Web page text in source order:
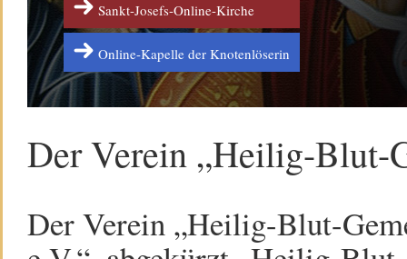
Sankt-Josefs-Online-Kirche
Online-Kapelle der Knotenlöserin
Der Verein „Heilig-Blut-
Der Verein „Heilig-Blut-